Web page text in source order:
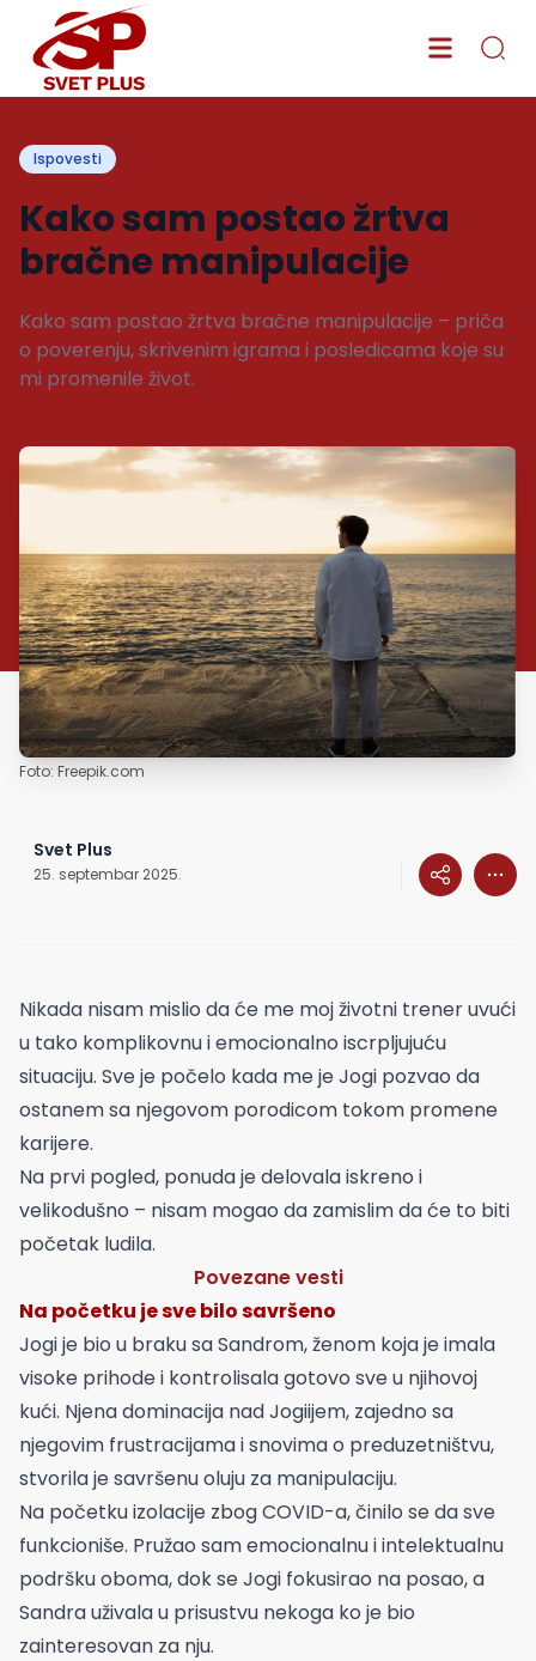
Ispovesti
Kako sam postao žrtva
bračne manipulacije
Kako sam postao žrtva bračne manipulacije – priča
o poverenju, skrivenim igrama i posledicama koje su
mi promenile život.
Foto: Freepik.com
Svet Plus
25. septembar 2025.
Nikada nisam mislio da će me moj životni trener uvući
u tako komplikovnu i emocionalno iscrpljujuću
situaciju. Sve je počelo kada me je Jogi pozvao da
ostanem sa njegovom porodicom tokom promene
karijere.
Na prvi pogled, ponuda je delovala iskreno i
velikodušno – nisam mogao da zamislim da će to biti
početak ludila.
Povezane vesti
Na početku je sve bilo savršeno
Jogi je bio u braku sa Sandrom, ženom koja je imala
visoke prihode i kontrolisala gotovo sve u njihovoj
kući. Njena dominacija nad Jogiijem, zajedno sa
njegovim frustracijama i snovima o preduzetništvu,
stvorila je savršenu oluju za manipulaciju.
Na početku izolacije zbog COVID-a, činilo se da sve
funkcioniše. Pružao sam emocionalnu i intelektualnu
podršku oboma, dok se Jogi fokusirao na posao, a
Sandra uživala u prisustvu nekoga ko je bio
zainteresovan za nju.